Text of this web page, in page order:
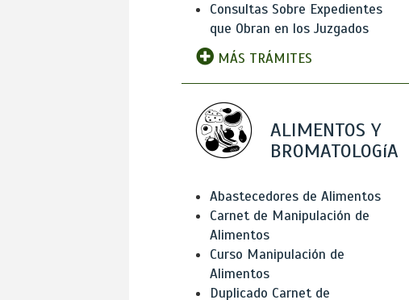
Consultas Sobre Expedientes
que Obran en los Juzgados
MÁS TRÁMITES
ALIMENTOS Y
BROMATOLOGíA
Abastecedores de Alimentos
Carnet de Manipulación de
Alimentos
Curso Manipulación de
Alimentos
Duplicado Carnet de